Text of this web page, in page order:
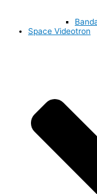
Space Videotron